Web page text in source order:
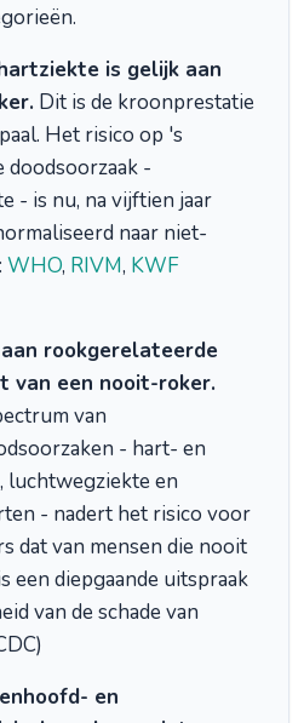
is gelijk aan
Dit is de kroonprestatie
Het risico op 's
-
- is nu, na vijftien jaar
naar niet-
WHO, RIVM, KWF
rookgerelateerde
van een nooit-roker.
van
- hart- en
luchtwegziekte en
- nadert het risico voor
dat van mensen die nooit
een diepgaande uitspraak
van de schade van
en